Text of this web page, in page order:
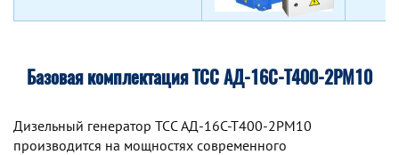
Базовая комплектация ТСС АД-16С-Т400-2РМ10
Дизельный генератор TCC АД-16С-Т400-2РМ10
производится на мощностях современного